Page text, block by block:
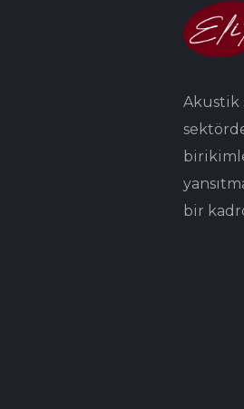
Akustik
bir